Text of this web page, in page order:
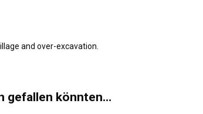
and over-excavation.
gefallen könnten…